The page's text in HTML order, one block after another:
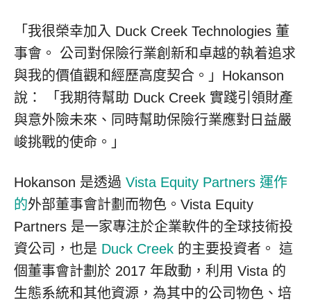
「我很榮幸加入 Duck Creek Technologies 董
事會。 公司對保險行業創新和卓越的執着追求
與我的價值觀和經歷高度契合。」Hokanson
說： 「我期待幫助 Duck Creek 實踐引領財產
與意外險未來、同時幫助保險行業應對日益嚴
峻挑戰的使命。」
Hokanson 是透過 Vista Equity Partners 運作
的外部董事會計劃而物色。Vista Equity
Partners 是一家專注於企業軟件的全球技術投
資公司，也是 Duck Creek 的主要投資者。 這
個董事會計劃於 2017 年啟動，利用 Vista 的
生態系統和其他資源，為其中的公司物色、培